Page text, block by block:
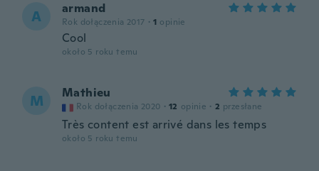
A armand
Rok dołączenia 2017 · 1 opinie
Cool
około 5 roku temu
M Mathieu
Rok dołączenia 2020 · 12 opinie · 2 przesłane
Très content est arrivé dans les temps
około 5 roku temu